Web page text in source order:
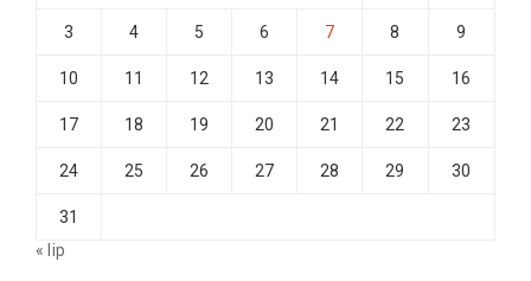
3 4 5 6 7 8 9
10 11 12 13 14 15 16
17 18 19 20 21 22 23
24 25 26 27 28 29 30
31
« lip